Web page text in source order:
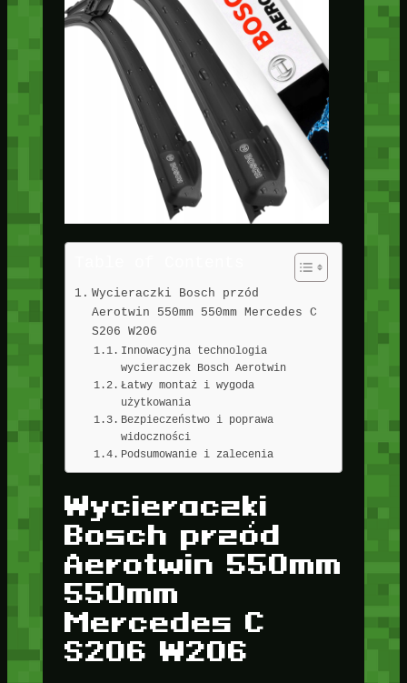
Wycieraczki Bosch przód
Aerotwin 550mm 550mm Mercedes C
S206 W206
Innowacyjna technologia
wycieraczek Bosch Aerotwin
Łatwy montaż i wygoda
użytkowania
Bezpieczeństwo i poprawa
widoczności
Podsumowanie i zalecenia
Wycieraczki
Bosch przód
Aerotwin 550mm
550mm
Mercedes C
S206 W206